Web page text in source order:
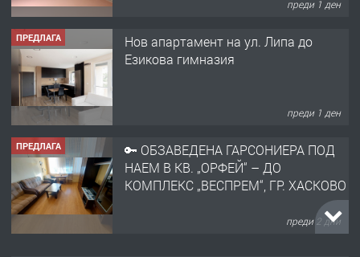
преди 1 ден
ПРЕДЛАГА
Нов апартамент на ул. Липа до
Езикова гимназия
преди 1 ден
ПРЕДЛАГА
🔑 ОБЗАВЕДЕНА ГАРСОНИЕРА ПОД
НАЕМ В КВ. „ОРФЕЙ“ – ДО
КОМПЛЕКС „ВЕСПРЕМ“, ГР. ХАСКОВО
преди 2 дни